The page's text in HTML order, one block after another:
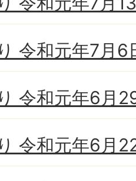
令和元年7月6
令和元年6月
令和元年6月